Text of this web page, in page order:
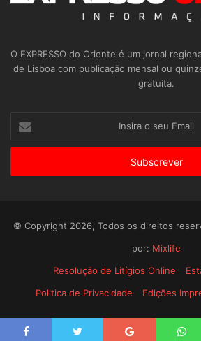
O EXPRESSO do Oriente é um jornal
de Lisboa com publicação mensal ou
gratuita.
seu
© Copyright 2026, Todos os direitos
por: Mixlife
Resolução de Litígios Online
Politica de Privacidade
Edições